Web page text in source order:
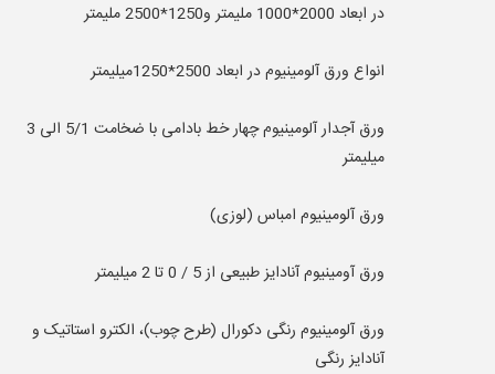
در ابعاد 2000*1000 ملیمتر و1250*2500 ملیمتر
انواع ورق آلومينيوم در ابعاد 2500*1250میلیمتر
ورق آجدار آلومينيوم چهار خط بادامی با ضخامت 5/1 الی 3
ميليمتر
ورق آلومينيوم امباس (لوزی)
ورق آومینیوم آنادايز طبيعی از 5 / 0 تا 2 ميليمتر
ورق آلومينيوم رنگی دکورال (طرح چوب)، الکترو استاتيک و
آنادايز رنگی